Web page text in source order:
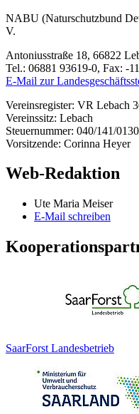
NABU (Naturschutzbund
V.
Antoniusstraße 18, 66822
Tel.: 06881 93619-0, Fax: -11
E-Mail zur
Vereinsregister: VR Lebach
Vereinssitz: Lebach
Steuernummer: 040/141/
Vorsitzende: Corinna Heyer
Web-Redaktion
Ute Maria Meiser
E-Mail schreiben
SaarForst Landesbetrieb